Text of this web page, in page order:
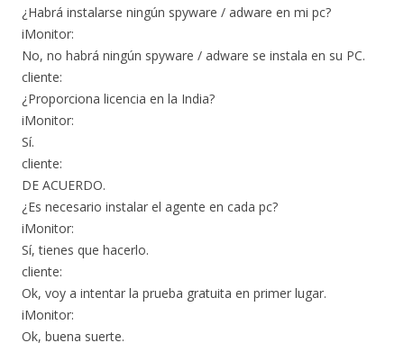
¿Habrá instalarse ningún spyware / adware en mi pc?
iMonitor:
No, no habrá ningún spyware / adware se instala en su PC.
cliente:
¿Proporciona licencia en la India?
iMonitor:
Sí.
cliente:
DE ACUERDO.
¿Es necesario instalar el agente en cada pc?
iMonitor:
Sí, tienes que hacerlo.
cliente:
Ok, voy a intentar la prueba gratuita en primer lugar.
iMonitor:
Ok, buena suerte.